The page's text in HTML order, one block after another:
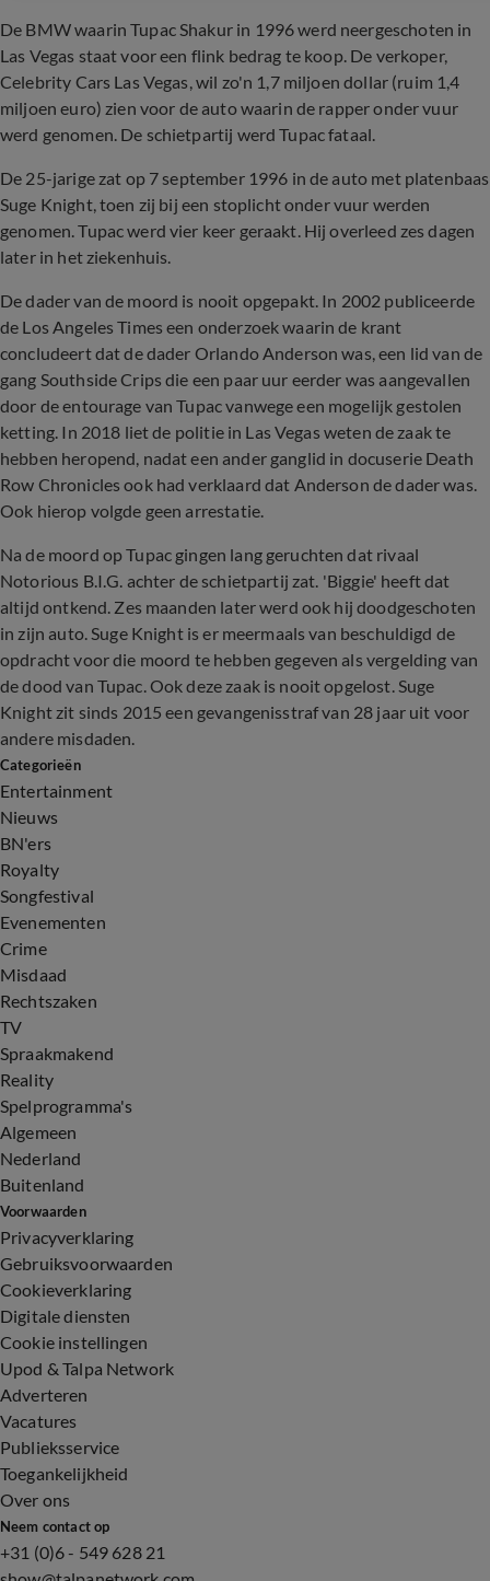
De BMW waarin Tupac Shakur in 1996 werd neergeschoten in
Las Vegas staat voor een flink bedrag te koop. De verkoper,
Celebrity Cars Las Vegas, wil zo'n 1,7 miljoen dollar (ruim 1,4
miljoen euro) zien voor de auto waarin de rapper onder vuur
werd genomen. De schietpartij werd Tupac fataal.
De 25-jarige zat op 7 september 1996 in de auto met platenbaas
Suge Knight, toen zij bij een stoplicht onder vuur werden
genomen. Tupac werd vier keer geraakt. Hij overleed zes dagen
later in het ziekenhuis.
De dader van de moord is nooit opgepakt. In 2002 publiceerde
de Los Angeles Times een onderzoek waarin de krant
concludeert dat de dader Orlando Anderson was, een lid van de
gang Southside Crips die een paar uur eerder was aangevallen
door de entourage van Tupac vanwege een mogelijk gestolen
ketting. In 2018 liet de politie in Las Vegas weten de zaak te
hebben heropend, nadat een ander ganglid in docuserie Death
Row Chronicles ook had verklaard dat Anderson de dader was.
Ook hierop volgde geen arrestatie.
Na de moord op Tupac gingen lang geruchten dat rivaal
Notorious B.I.G. achter de schietpartij zat. 'Biggie' heeft dat
altijd ontkend. Zes maanden later werd ook hij doodgeschoten
in zijn auto. Suge Knight is er meermaals van beschuldigd de
opdracht voor die moord te hebben gegeven als vergelding van
de dood van Tupac. Ook deze zaak is nooit opgelost. Suge
Knight zit sinds 2015 een gevangenisstraf van 28 jaar uit voor
andere misdaden.
Categorieën
Entertainment
Nieuws
BN'ers
Royalty
Songfestival
Evenementen
Crime
Misdaad
Rechtszaken
TV
Spraakmakend
Reality
Spelprogramma's
Algemeen
Nederland
Buitenland
Voorwaarden
Privacyverklaring
Gebruiksvoorwaarden
Cookieverklaring
Digitale diensten
Cookie instellingen
Upod & Talpa Network
Adverteren
Vacatures
Publieksservice
Toegankelijkheid
Over ons
Neem contact op
+31 (0)6 - 549 628 21